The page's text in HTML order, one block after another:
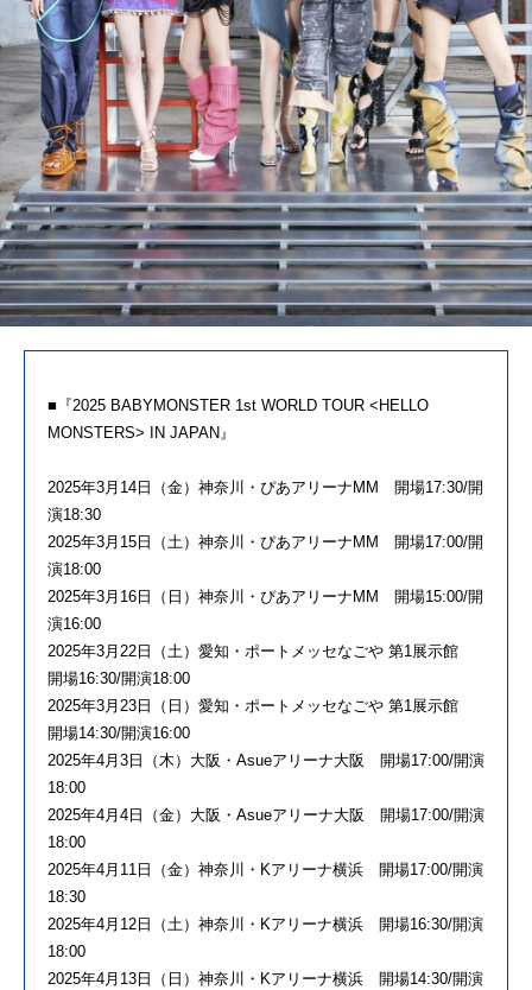
■『2025 BABYMONSTER 1st WORLD TOUR <HELLO
MONSTERS> IN JAPAN』
2025年3月14日（金）神奈川・ぴあアリーナMM 開場17:30/開
演18:30
2025年3月15日（土）神奈川・ぴあアリーナMM 開場17:00/開
演18:00
2025年3月16日（日）神奈川・ぴあアリーナMM 開場15:00/開
演16:00
2025年3月22日（土）愛知・ポートメッセなごや 第1展示館
開場16:30/開演18:00
2025年3月23日（日）愛知・ポートメッセなごや 第1展示館
開場14:30/開演16:00
2025年4月3日（木）大阪・Asueアリーナ大阪 開場17:00/開演
18:00
2025年4月4日（金）大阪・Asueアリーナ大阪 開場17:00/開演
18:00
2025年4月11日（金）神奈川・Kアリーナ横浜 開場17:00/開演
18:30
2025年4月12日（土）神奈川・Kアリーナ横浜 開場16:30/開演
18:00
2025年4月13日（日）神奈川・Kアリーナ横浜 開場14:30/開演